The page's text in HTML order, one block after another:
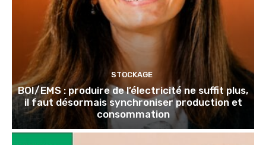
STOCKAGE
BOI/EMS : produire de l’électricité ne suffit plus,
il faut désormais synchroniser production et
consommation